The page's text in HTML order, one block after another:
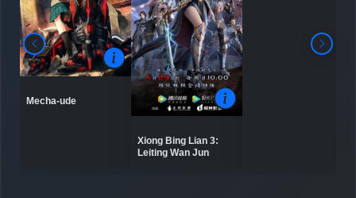
Mecha-ude
Xiong Bing Lian 3:
Leiting Wan Jun